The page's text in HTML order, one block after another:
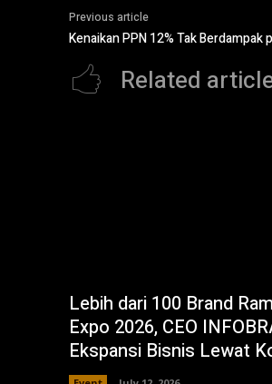
Previous article
Kenaikan PPN 12% Tak Berdampak
Related
Lebih dari 100 Brand
Expo 2026, CEO
Ekspansi Bisnis Lewat